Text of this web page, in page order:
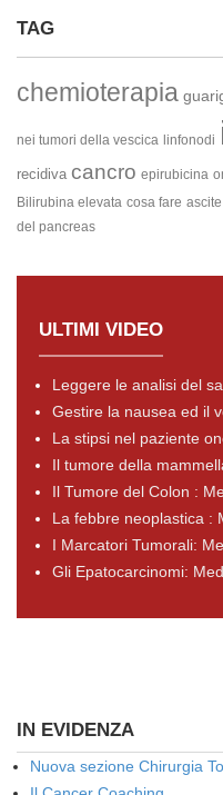
TAG
chemioterapia
nei tumori della vescica linfonodi
recidiva cancro epirubicina
Bilirubina elevata cosa fare ascite
del pancreas
ULTIMI VIDEO
Leggere le analisi del
Gestire la nausea ed il
La stipsi nel paziente
Il tumore della
Il Tumore del Colon :
La febbre neoplastica :
I Marcatori Tumorali:
Gli Epatocarcinomi:
IN EVIDENZA
Nuova sezione Chirurgia